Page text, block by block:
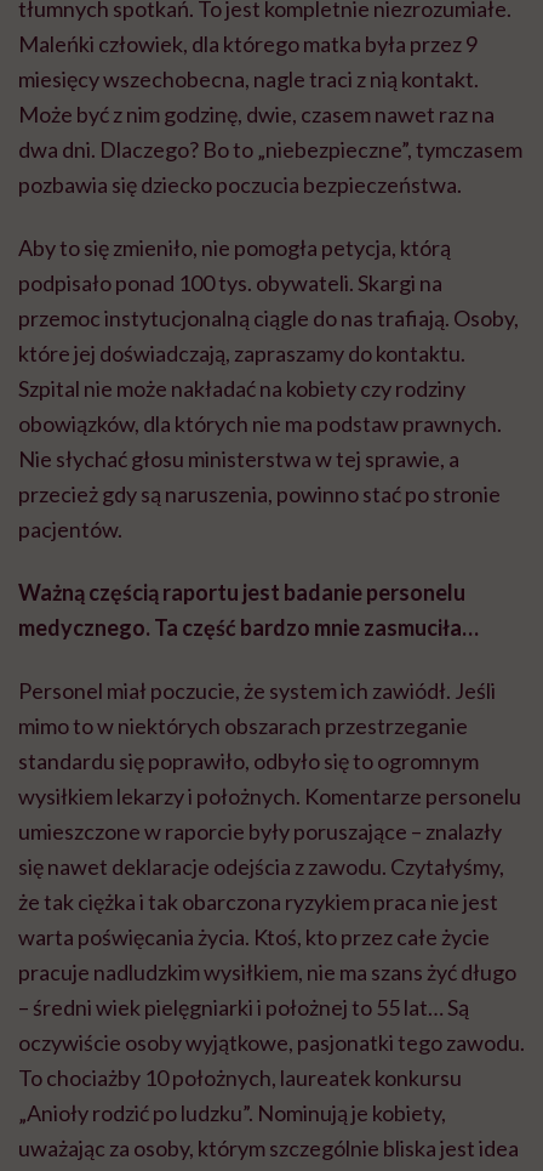
tłumnych spotkań. To jest kompletnie niezrozumiałe.
Maleńki człowiek, dla którego matka była przez 9
miesięcy wszechobecna, nagle traci z nią kontakt.
Może być z nim godzinę, dwie, czasem nawet raz na
dwa dni. Dlaczego? Bo to „niebezpieczne”, tymczasem
pozbawia się dziecko poczucia bezpieczeństwa.
Aby to się zmieniło, nie pomogła petycja, którą
podpisało ponad 100 tys. obywateli. Skargi na
przemoc instytucjonalną ciągle do nas trafiają. Osoby,
które jej doświadczają, zapraszamy do kontaktu.
Szpital nie może nakładać na kobiety czy rodziny
obowiązków, dla których nie ma podstaw prawnych.
Nie słychać głosu ministerstwa w tej sprawie, a
przecież gdy są naruszenia, powinno stać po stronie
pacjentów.
Ważną częścią raportu jest badanie personelu
medycznego. Ta część bardzo mnie zasmuciła…
Personel miał poczucie, że system ich zawiódł. Jeśli
mimo to w niektórych obszarach przestrzeganie
standardu się poprawiło, odbyło się to ogromnym
wysiłkiem lekarzy i położnych. Komentarze personelu
umieszczone w raporcie były poruszające – znalazły
się nawet deklaracje odejścia z zawodu. Czytałyśmy,
że tak ciężka i tak obarczona ryzykiem praca nie jest
warta poświęcania życia. Ktoś, kto przez całe życie
pracuje nadludzkim wysiłkiem, nie ma szans żyć długo
– średni wiek pielęgniarki i położnej to 55 lat… Są
oczywiście osoby wyjątkowe, pasjonatki tego zawodu.
To chociażby 10 położnych, laureatek konkursu
„Anioły rodzić po ludzku”. Nominują je kobiety,
uważając za osoby, którym szczególnie bliska jest idea